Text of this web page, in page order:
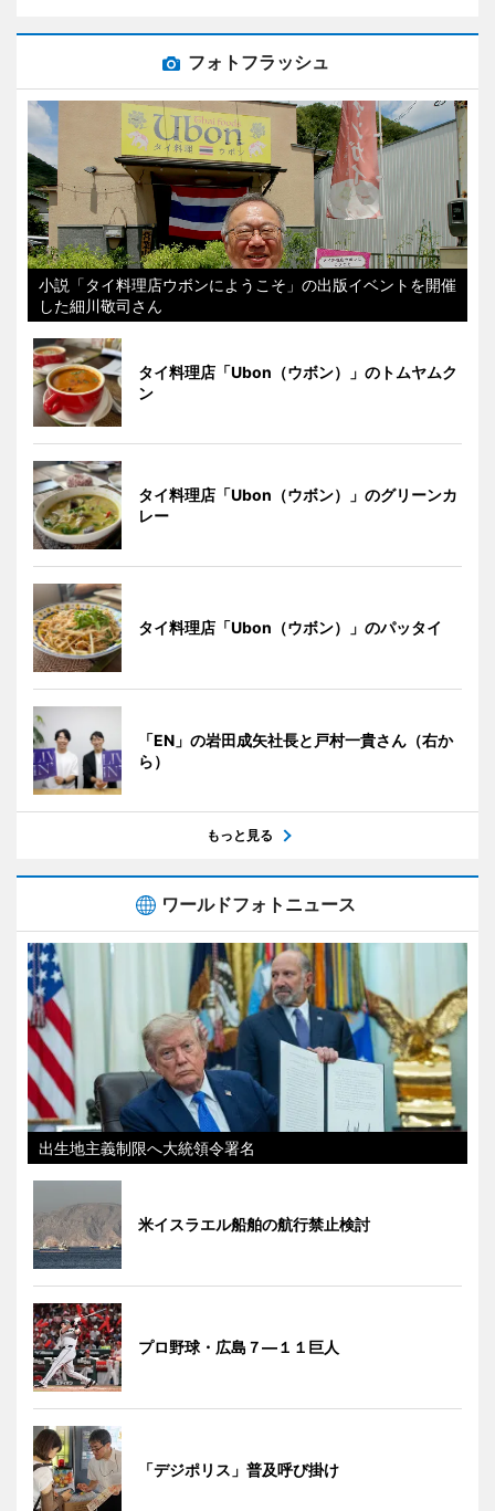
フォトフラッシュ
小説「タイ料理店ウボンにようこそ」の出版イベントを開催
した細川敬司さん
タイ料理店「Ubon（ウボン）」のトムヤムク
ン
タイ料理店「Ubon（ウボン）」のグリーンカ
レー
タイ料理店「Ubon（ウボン）」のパッタイ
「EN」の岩田成矢社長と戸村一貴さん（右か
ら）
もっと見る
ワールドフォトニュース
出生地主義制限へ大統領令署名
米イスラエル船舶の航行禁止検討
プロ野球・広島７―１１巨人
「デジポリス」普及呼び掛け